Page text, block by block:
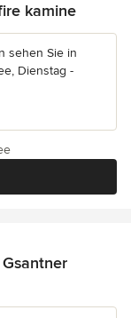
kamine
sehen Sie in
Dienstag -